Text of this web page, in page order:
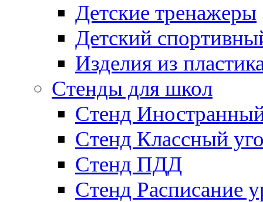
Детские тренажеры
Детский
Изделия из
Стенды для школ
Стенд
Стенд Классный
Стенд ПДД
Стенд Расписание